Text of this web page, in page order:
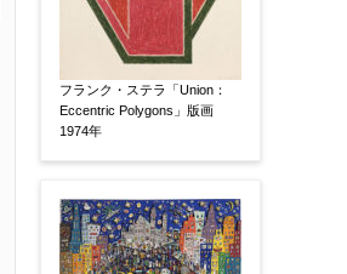
フランク・ステラ「Union：
Eccentric Polygons」版画
1974年